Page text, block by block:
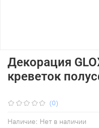
(0)
Наличие: Нет в наличии
Декорация
креветок